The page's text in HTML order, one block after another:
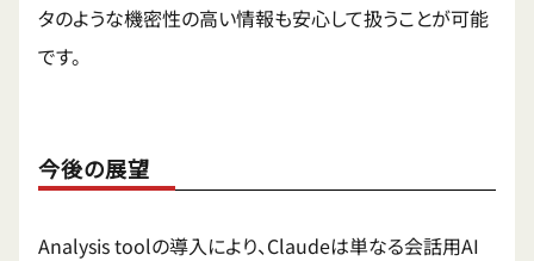
タのような機密性の高い情報も安心して扱うことが可能
です。
今後の展望
Analysis toolの導入により、Claudeは単なる会話用AI